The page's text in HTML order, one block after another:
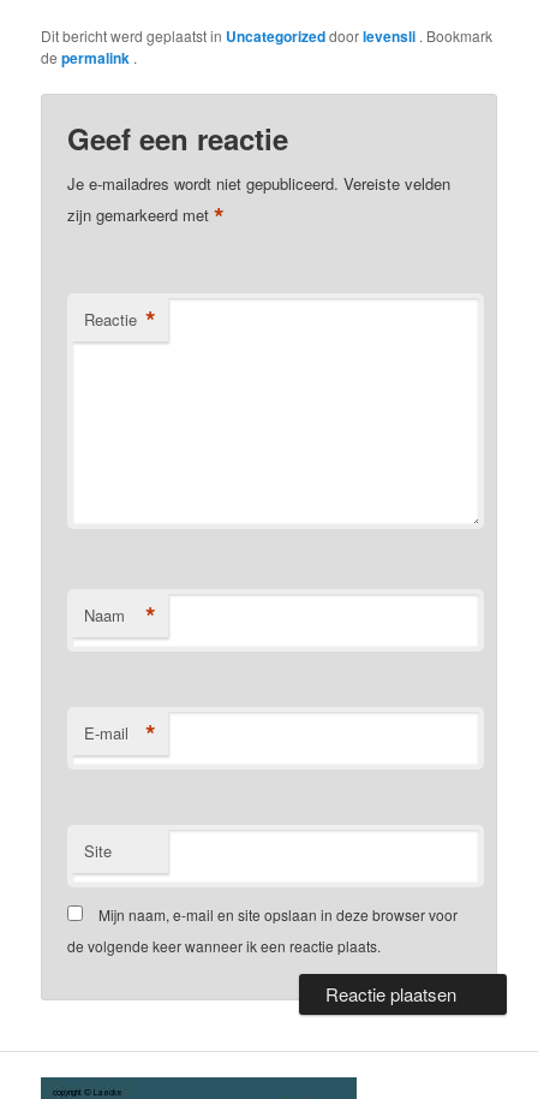
Dit bericht werd geplaatst in Uncategorizeddoorlevensli . Bookmark
depermalink .
Geef een reactie
Je e-mailadres wordt niet gepubliceerd. Vereiste velden
zijn gemarkeerd met*
Reactie *
Naam *
E-mail *
Site
Mijn naam, e-mail en site opslaan in deze browser voor
de volgende keer wanneer ik een reactie plaats.